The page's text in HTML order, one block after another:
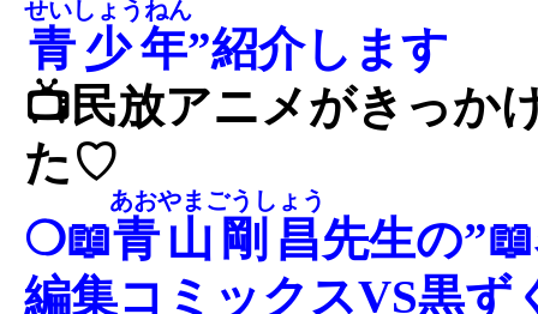
青少年
せいしょうねん
”紹介します
📺民放アニメがきっか
た♡
❍📖青山剛昌
あおやまごうしょう
先生の
編集コミックスVS黒ず